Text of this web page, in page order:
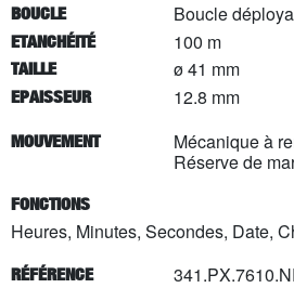
BOUCLE Boucle
ETANCHÉITÉ 100 m
TAILLE ø 41 mm
EPAISSEUR 12.8 mm
MOUVEMENT
Mécanique à
Réserve de
FONCTIONS
Heures, Minutes, Secondes, Date,
RÉFÉRENCE